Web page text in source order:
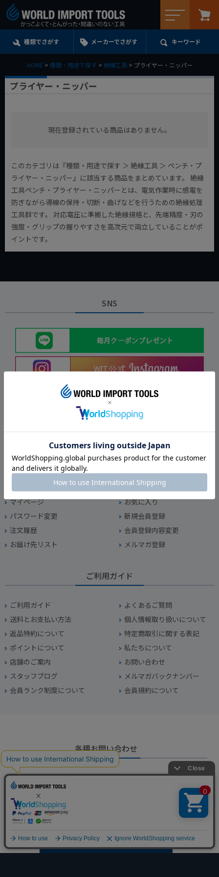
種類でさがす メーカーでさがす キーワード
HOME 種類・用途で探す 絶縁工具 プライヤー・ニッパー
プライヤー・ニッパー
現在登録されている商品はありません。
このカテゴリは『種類・用途で探す ＞ 絶縁工具 ＞ ペンチ・プ
ライヤー・ニッパー』に該当する商品をまとめています。 絶縁
工具ペンチ・プライヤー・ニッパーとは、電気作業時に感電を
防ぎながら導線の保持・切断・曲げなどを行うための絶縁処理
工具群です。 対応電圧に準拠した絶縁規格と、先端精度・刃の
強度・グリップの握りやすさを高次元で両立していることがポ
イントです。
SNS
マイページ
マイページ
お気に入り
パスワード変更
新規会員登録
注文履歴
会員登録内容変更
お届け先リスト
メルマガ登録
ご利用ガイド
ご利用ガイド
よくあるご質問
送料とお支払い方法
個人情報取り扱いについて
返品特約について
特定商取引に関する表記
ポイントについて
私たちについて
店舗のご案内
お問い合わせ
スタッフブログ
メルマガバックナンバー
会員ランク制度について
会員規約について
各種お問い合わせ
電話番号
年中無休（年末年始を除く）